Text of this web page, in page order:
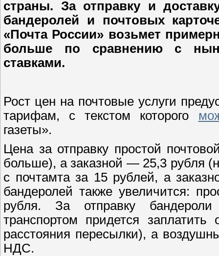
страны. За отправку и
бандеролей и почтовых
«Почта России» возьмет
больше по сравнению с
ставками.
Рост цен на почтовые услуги
тарифам, с текстом которого
газеты».
Цена за отправку простой
больше), а заказной — 25,3 рубля
с почтамта за 15 рублей, а
бандеролей также увеличится:
рубля. За отправку
транспортом придется
расстояния пересылки), а
НДС.